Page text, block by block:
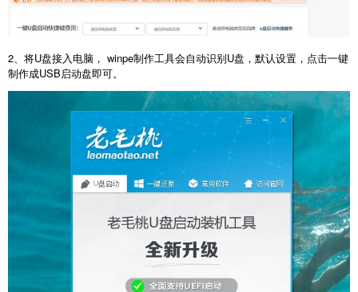
2、将U盘接入电脑， winpe制作工具会自动识别U盘，默认设置，点击一键
制作成USB启动盘即可。